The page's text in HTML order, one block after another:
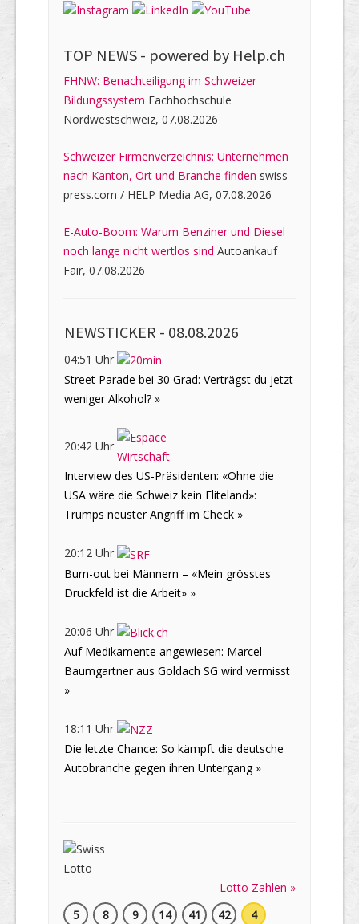
TOP NEWS - powered by Help.ch
FHNW: Benachteiligung im Schweizer
Bildungssystem Fachhochschule
Nordwestschweiz, 07.08.2026
Schweizer Firmenverzeichnis: Unternehmen
nach Kanton, Ort und Branche finden swiss-
press.com / HELP Media AG, 07.08.2026
E-Auto-Boom: Warum Benziner und Diesel
noch lange nicht wertlos sind Autoankauf
Fair, 07.08.2026
NEWSTICKER - 08.08.2026
04:51 Uhr
Street Parade bei 30 Grad: Verträgst du jetzt
weniger Alkohol? »
20:42 Uhr
Interview des US-Präsidenten: «Ohne die
USA wäre die Schweiz kein Eliteland»:
Trumps neuster Angriff im Check »
20:12 Uhr
Burn-out bei Männern – «Mein grösstes
Druckfeld ist die Arbeit» »
20:06 Uhr
Auf Medikamente angewiesen: Marcel
Baumgartner aus Goldach SG wird vermisst
»
18:11 Uhr
Die letzte Chance: So kämpft die deutsche
Autobranche gegen ihren Untergang »
Lotto Zahlen »
5
8 9 14 41 42 4